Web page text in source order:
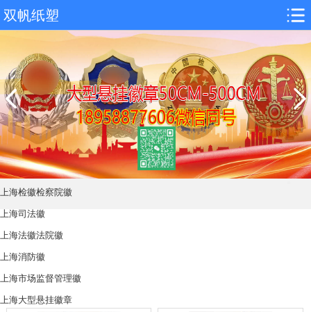
双帆纸塑
上海检徽检察院徽
上海司法徽
上海法徽法院徽
上海消防徽
上海市场监督管理徽
上海大型悬挂徽章